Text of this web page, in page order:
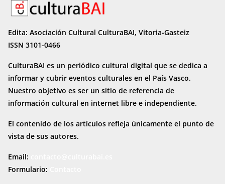
Edita: Asociación Cultural CulturaBAI, Vitoria-Gasteiz
ISSN 3101-0466
CulturaBAI es un periódico cultural digital que se dedica a
informar y cubrir eventos culturales en el País Vasco.
Nuestro objetivo es ser un sitio de referencia de
información cultural en internet libre e independiente.
El contenido de los artículos refleja únicamente el punto de
vista de sus autores.
Email:
Formulario: